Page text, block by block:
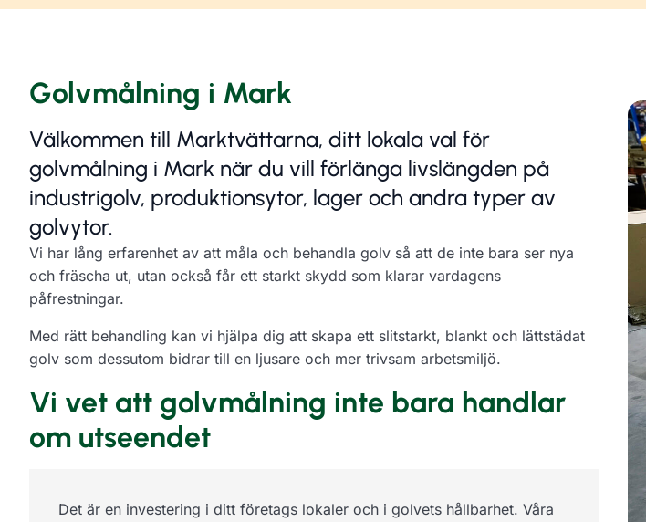
Golvmålning i Mark
Välkommen till Marktvättarna, ditt lokala val för
golvmålning i Mark när du vill förlänga livslängden på
industrigolv, produktionsytor, lager och andra typer av
golvytor.
Vi har lång erfarenhet av att måla och behandla golv så att de inte bara ser nya
och fräscha ut, utan också får ett starkt skydd som klarar vardagens
påfrestningar.
Med rätt behandling kan vi hjälpa dig att skapa ett slitstarkt, blankt och lättstädat
golv som dessutom bidrar till en ljusare och mer trivsam arbetsmiljö.
Vi vet att golvmålning inte bara handlar
om utseendet
Det är en investering i ditt företags lokaler och i golvets hållbarhet. Våra